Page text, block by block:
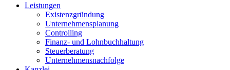
Menu
Leistungen
Existenzgründung
Unternehmensplanung
Controlling
Finanz- und Lohnbuchhaltung
Steuerberatung
Unternehmensnachfolge